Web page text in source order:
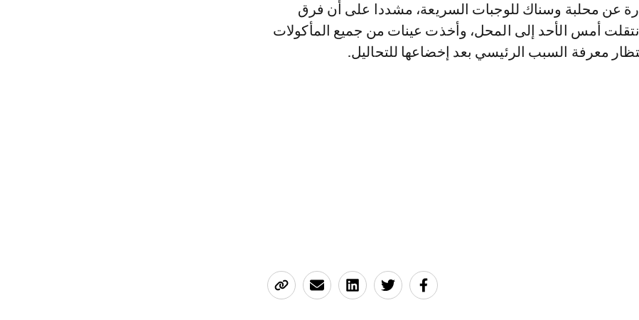
عن محلبة وسناك للوجبات السريعة، مشددا على أن فرق
أمس الأحد إلى المحل، وأخذت عينات من جميع المأكولات
معرفة السبب الرئيسي بعد إخضاعها للتحاليل.